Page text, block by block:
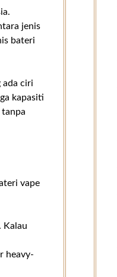
jenis
bateri
ada ciri
kapasiti
tanpa
vape
Kalau
heavy-